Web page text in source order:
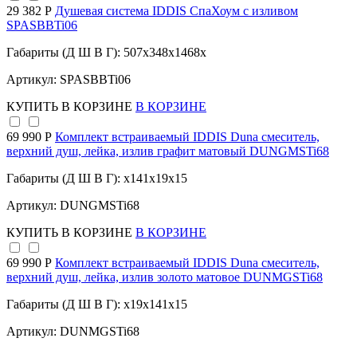
29 382 Р Душевая система IDDIS СпаХоум с изливом
SPASBBTi06
Габариты (Д Ш В Г): 507x348x1468x
Артикул: SPASBBTi06
КУПИТЬ В КОРЗИНЕ В КОРЗИНЕ
69 990 Р Комплект встраиваемый IDDIS Duna смеситель,
верхний душ, лейка, излив графит матовый DUNGMSTi68
Габариты (Д Ш В Г): x141x19x15
Артикул: DUNGMSTi68
КУПИТЬ В КОРЗИНЕ В КОРЗИНЕ
69 990 Р Комплект встраиваемый IDDIS Duna смеситель,
верхний душ, лейка, излив золото матовое DUNMGSTi68
Габариты (Д Ш В Г): x19x141x15
Артикул: DUNMGSTi68